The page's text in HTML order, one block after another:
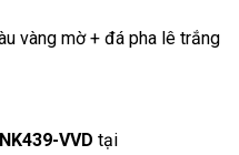
vàng mờ + đá pha lê trắng
VVD tại